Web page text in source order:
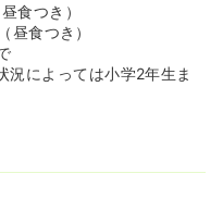
食つき）
食つき）
によっては小学2年生ま